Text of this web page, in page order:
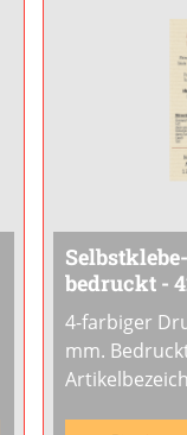
bedruckt -
4-farbiger
mm.